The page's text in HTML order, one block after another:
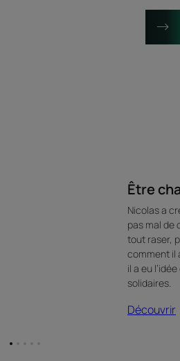
Être
Nicolas a
pas mal de
tout raser,
comment il
il a eu
solidaires.
Découvrir
Aller
Aller
AllerAllerAller